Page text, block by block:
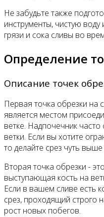
Не забудьте также
инструменты, чистую воду
грязи и сока сливы во
Определение
Описание точек
Первая точка обрезки на
является местом
ветке. Надпочечник часто
ветки. Если вы хотите
то делайте срез чуть
Вторая точка обрезки -
выступающая кость на
Если в вашем сливе есть
срез, проходящий строго
рост новых побегов.